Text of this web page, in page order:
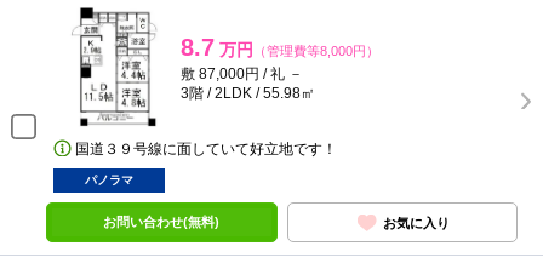
8.7 万円 （管理費等8,000円）
敷 87,000円 / 礼 －
3階 / 2LDK / 55.98㎡
国道３９号線に面していて好立地です！
パノラマ
お問い合わせ(無料) お気に入り